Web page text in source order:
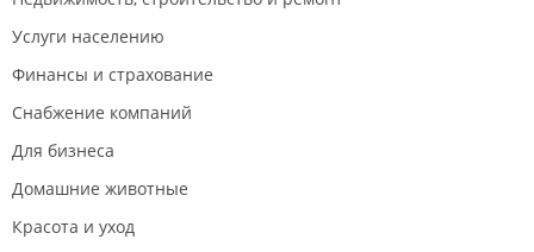
Услуги населению
Финансы и страхование
Снабжение компаний
Для бизнеса
Домашние животные
Красота и уход